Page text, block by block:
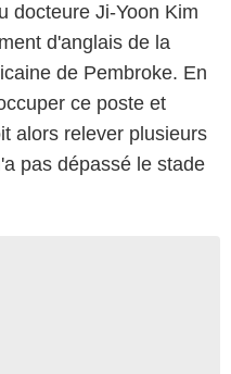
docteure Ji-Yoon Kim
d'anglais de la
de Pembroke. En
ce poste et
alors relever plusieurs
pas dépassé le stade